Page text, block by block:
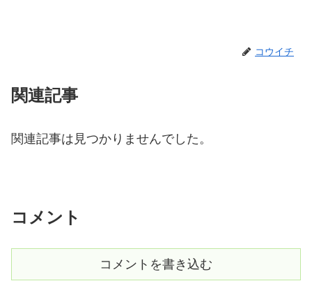
コウイチ
関連記事
関連記事は見つかりませんでした。
コメント
コメントを書き込む